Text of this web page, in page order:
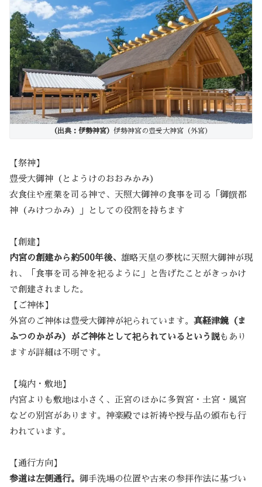
（出典：伊勢神宮） 伊勢神宮の豊受大神宮（外宮）
【祭神】
豊受大御神（とようけのおおみかみ）
衣食住や産業を司る神で、天照大御神の食事を司る「御饌都
神（みけつかみ）」としての役割を持ちます
【創建】
内宮の創建から約500年後、 雄略天皇の夢枕に天照大御神が現
れ、「食事を司る神を祀るように」と告げたことがきっかけ
で創建されました。
【ご神体】
外宮のご神体は豊受大御神が祀られています。 真経津鏡（ま
ふつのかがみ）がご神体として祀られているという説もあり
ますが詳細は不明です。
【境内・敷地】
内宮よりも敷地は小さく、正宮のほかに多賀宮・土宮・風宮
などの別宮があります。神楽殿では祈祷や授与品の頒布も行
われています。
【通行方向】
参道は左側通行。 御手洗場の位置や古来の参拝作法に基づい